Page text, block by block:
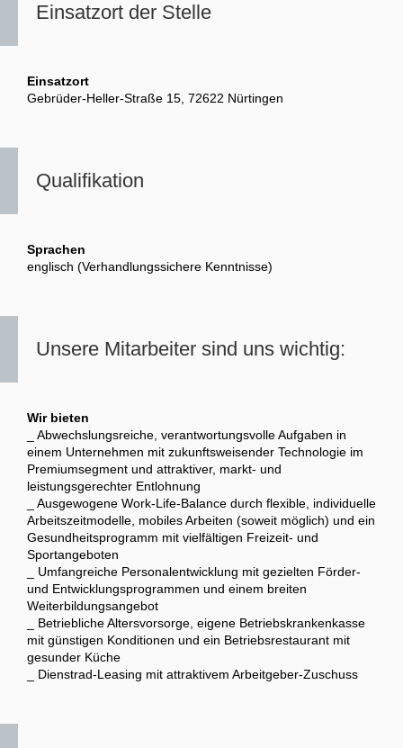
Einsatzort der Stelle
Einsatzort
Gebrüder-Heller-Straße 15, 72622 Nürtingen
Qualifikation
Sprachen
englisch (Verhandlungssichere Kenntnisse)
Unsere Mitarbeiter sind uns wichtig:
Wir bieten
_ Abwechslungsreiche, verantwortungsvolle Aufgaben in
einem Unternehmen mit zukunftsweisender Technologie im
Premiumsegment und attraktiver, markt- und
leistungsgerechter Entlohnung
_ Ausgewogene Work-Life-Balance durch flexible, individuelle
Arbeitszeitmodelle, mobiles Arbeiten (soweit möglich) und ein
Gesundheitsprogramm mit vielfältigen Freizeit- und
Sportangeboten
_ Umfangreiche Personalentwicklung mit gezielten Förder-
und Entwicklungsprogrammen und einem breiten
Weiterbildungsangebot
_ Betriebliche Altersvorsorge, eigene Betriebskrankenkasse
mit günstigen Konditionen und ein Betriebsrestaurant mit
gesunder Küche
_ Dienstrad-Leasing mit attraktivem Arbeitgeber-Zuschuss